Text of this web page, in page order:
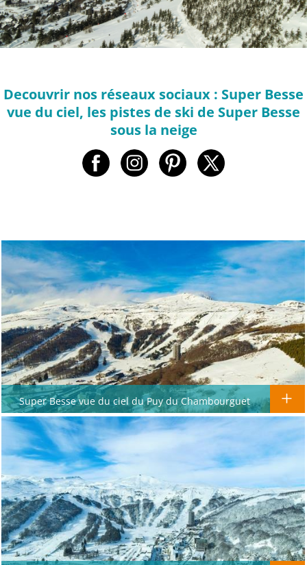
Decouvrir nos réseaux sociaux : Super Besse
vue du ciel, les pistes de ski de Super Besse
sous la neige
Super Besse vue du ciel du Puy du Chambourguet